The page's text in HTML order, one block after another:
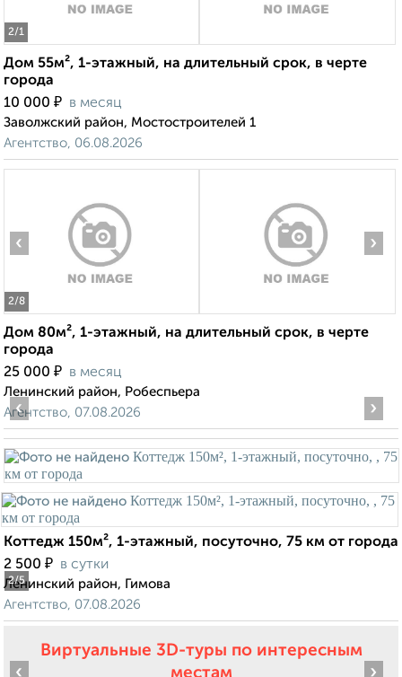
2/1
Дом 55м², 1-этажный, на длительный срок, в черте
города
10 000 ₽ в месяц
Заволжский район, Мостостроителей 1
Агентство, 06.08.2026
2/8
‹ ›
Дом 80м², 1-этажный, на длительный срок, в черте
города
25 000 ₽ в месяц
Ленинский район, Робеспьера
Агентство, 07.08.2026
2/5
‹ ›
Коттедж 150м², 1-этажный, посуточно, 75 км от города
2 500 ₽ в сутки
Ленинский район, Гимова
Агентство, 07.08.2026
Виртуальные 3D-туры по интересным
местам
‹ ›